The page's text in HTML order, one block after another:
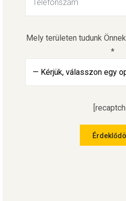
Mely területen tudunk
*